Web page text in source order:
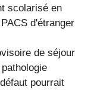
scolarisé en
d'étranger
de séjour
pourrait